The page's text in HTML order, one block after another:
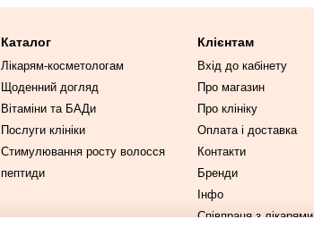
Каталог
Лікарям-косметологам
Щоденний догляд
Вітаміни та БАДи
Послуги клініки
Стимулювання росту волосся
пептиди
Клієнтам
Вхід до кабінету
Про магазин
Про клініку
Оплата і доставка
Контакти
Бренди
Інфо
Співпраця з лікарями